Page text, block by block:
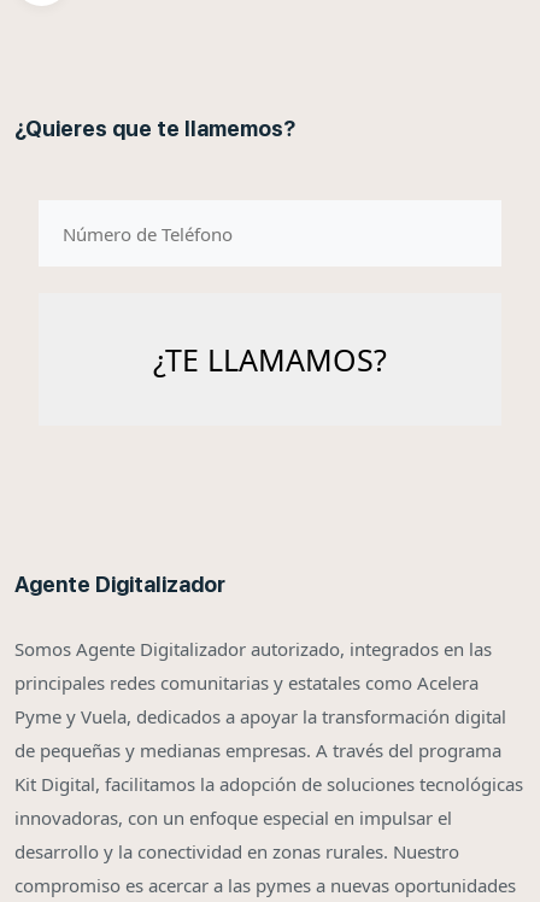
¿Quieres que te llamemos?
Agente Digitalizador
Somos Agente Digitalizador autorizado, integrados en las
principales redes comunitarias y estatales como Acelera
Pyme y Vuela, dedicados a apoyar la transformación digital
de pequeñas y medianas empresas. A través del programa
Kit Digital, facilitamos la adopción de soluciones tecnológicas
innovadoras, con un enfoque especial en impulsar el
desarrollo y la conectividad en zonas rurales. Nuestro
compromiso es acercar a las pymes a nuevas oportunidades